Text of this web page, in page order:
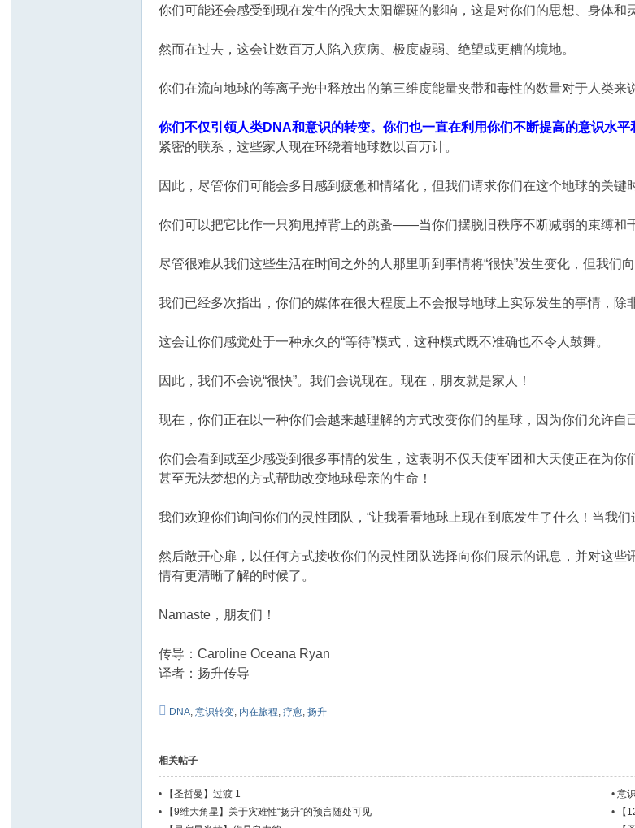
你们可能还会感受到现在发生的强大太阳耀斑的影响，这是对你们的思想、身体和
然而在过去，这会让数百万人陷入疾病、极度虚弱、绝望或更糟的境地。
你们在流向地球的等离子光中释放出的第三维度能量夹带和毒性的数量对于人类
你们不仅引领人类DNA和意识的转变。你们也一直在利用你们不断提高的意识水
紧密的联系，这些家人现在环绕着地球数以百万计。
因此，尽管你们可能会多日感到疲惫和情绪化，但我们请求你们在这个地球的关键
你们可以把它比作一只狗甩掉背上的跳蚤——当你们摆脱旧秩序不断减弱的束缚和
尽管很难从我们这些生活在时间之外的人那里听到事情将“很快”发生变化，但我们
我们已经多次指出，你们的媒体在很大程度上不会报导地球上实际发生的事情，除
这会让你们感觉处于一种永久的“等待”模式，这种模式既不准确也不令人鼓舞。
因此，我们不会说“很快”。我们会说现在。现在，朋友就是家人！
现在，你们正在以一种你们会越来越理解的方式改变你们的星球，因为你们允许自
你们会看到或至少感受到很多事情的发生，这表明不仅天使军团和大天使正在为
甚至无法梦想的方式帮助改变地球母亲的生命！
我们欢迎你们询问你们的灵性团队，“让我看看地球上现在到底发生了什么！当我
然后敞开心扉，以任何方式接收你们的灵性团队选择向你们展示的讯息，并对这
情有更清晰了解的时候了。
Namaste，朋友们！
传导：Caroline Oceana Ryan
译者：扬升传导
DNA,意识转变, 内在旅程,疗愈,扬升
相关帖子
• 【圣哲曼】过渡 1 •意
•
【9维大角星】关于灾难性“扬升”的预言随处可见 •
【